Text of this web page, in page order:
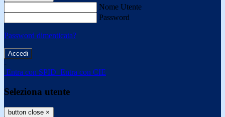
Nome Utente
Password
Password dimenticata?
-
Entra con SPID Entra con CIE
Seleziona utente
button close ×